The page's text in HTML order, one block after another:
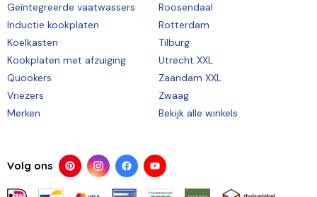
Geïntegreerde vaatwassers
Inductie kookplaten
Koelkasten
Kookplaten met afzuiging
Quookers
Vriezers
Merken
Roosendaal
Rotterdam
Tilburg
Utrecht XXL
Zaandam XXL
Zwaag
Bekijk alle winkels
Volg ons